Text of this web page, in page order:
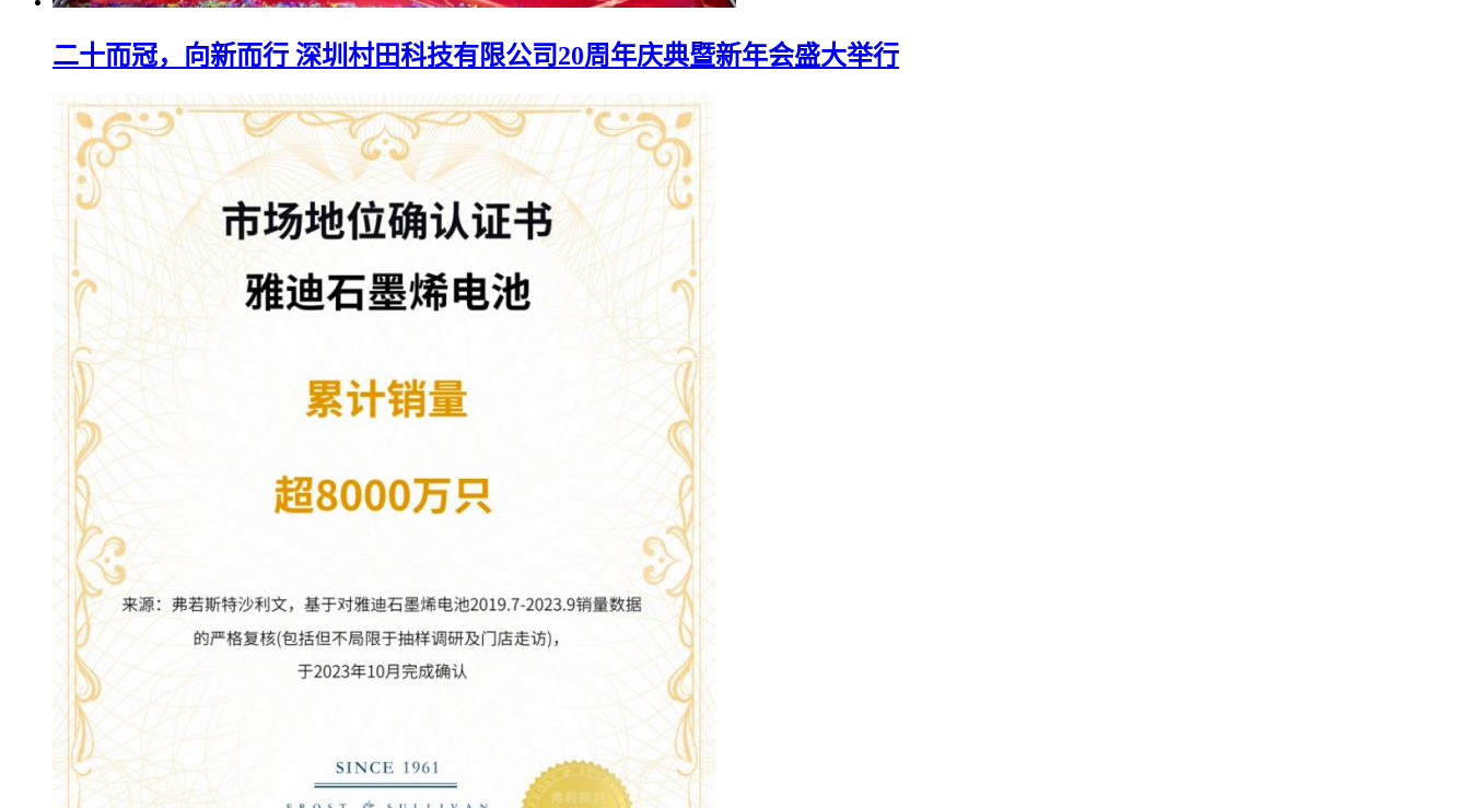
二十而冠，向新而行 深圳村田科技有限公司20周年庆典暨新年会盛大举行